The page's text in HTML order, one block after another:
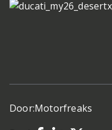
Door:Motorfreaks